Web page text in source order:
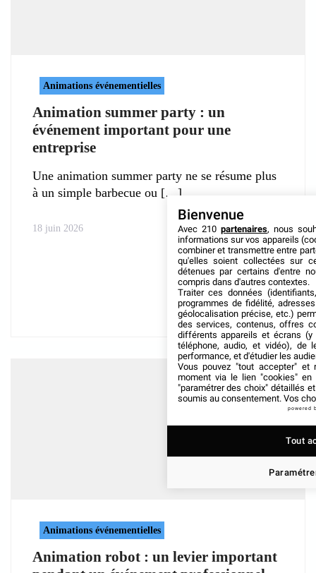
Animations événementielles
Animation summer party : un
événement important pour une
entreprise
Une animation summer party ne se résume plus
à un simple barbecue ou
18 juin 2026
Animations événementielles
Animation robot : un levier important
Bienvenue
Avec 210 partenaires, nous
informations sur vos appareils
combiner et transmettre entre
qu'elles soient collectées sur
détenues par certains d'entre
compris dans d'autres contextes.
Traiter ces données
programmes de fidélité,
géolocalisation précise, etc.)
des services, contenus, offres
différents appareils et écrans (y
téléphone, audio, et vidéo), de
performance, et d'étudier les
Vous pouvez "tout accepter" et
moment via le lien "cookies" en
"paramétrer des choix" détaillés
soumis au consentement. Vos
powered
Tout